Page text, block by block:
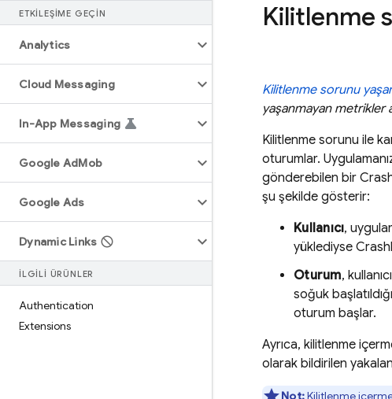
ETKILEŞIME GEÇIN
Analytics
Cloud Messaging
In-App Messaging
Google AdMob
Google Ads
Dynamic Links
İLGILI ÜRÜNLER
Authentication
Extensions
Kilitlenme
Kilitlenme sorunu
yaşanmayan metrikler
Kilitlenme sorunu ile
oturumlar.
gönderebilen bir
şu şekilde gösterir:
Kullanıcı,
yüklediyse
Oturum,
soğuk
oturum başlar.
Ayrıca, kilitlenme
olarak bildirilen
Not:Kilitlenme